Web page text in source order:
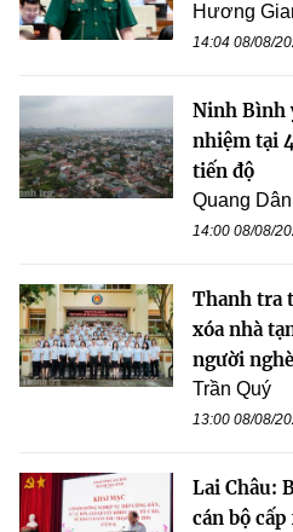
Hương
14:04 08/08/
Ninh Bình
nhiệm tại
tiến độ
Quang Dân
14:00 08/08/
Thanh tra
xóa nhà
người
Trần Quý
13:00 08/08/
Lai Châu:
cán bộ